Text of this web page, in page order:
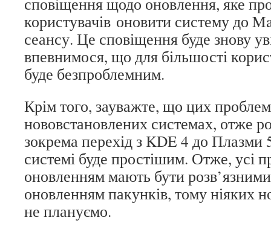
користувачів оновити систему до
сеансу. Це сповіщення буде знову
впевнимося, що для більшості
буде безпроблемним.
Крім того, зауважте, що цих
нововстановлених системах, отже
зокрема перехід з KDE 4 до Плазми
системі буде простішим. Отже, усі
оновленням мають бути
оновленням пакунків, тому ніяких
не плануємо.